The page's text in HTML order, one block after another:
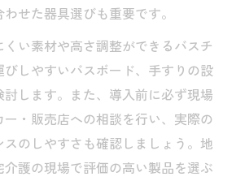
せた器具選びも重要です。
い素材や高さ調整ができるバスチ
びしやすいバスボード、手すりの設
します。また、導入前に必ず現場
・販売店への相談を行い、実際の
のしやすさも確認しましょう。地
護の現場で評価の高い製品を選ぶ